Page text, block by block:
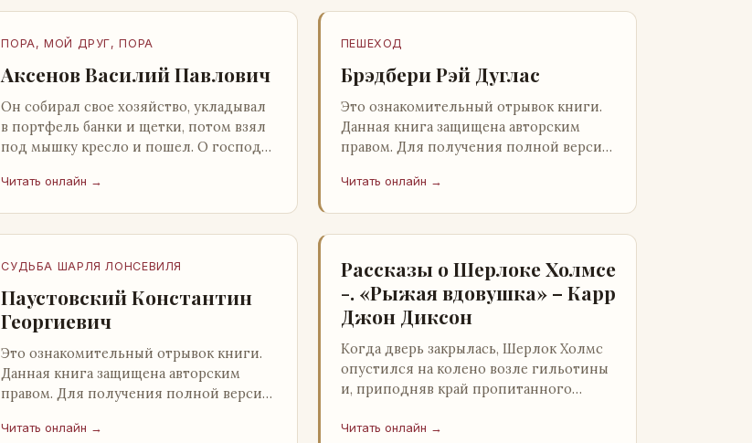
ПОРА, МОЙ ДРУГ, ПОРА
Аксенов Василий Павлович
Он собирал свое хозяйство, укладывал
в портфель банки и щетки, потом взял
под мышку кресло и пошел. О господи,
Причины, которые заставлял…
Читать онлайн →
ПЕШЕХОД
Брэдбери Рэй Дуглас
Это ознакомительный отрывок книги.
Данная книга защищена авторским
правом. Для получения полной версии
распространителю легального ко…
Читать онлайн →
СУДЬБА ШАРЛЯ ЛОНСЕВИЛЯ
Паустовский Константин
Георгиевич
Это ознакомительный отрывок книги.
Данная книга защищена авторским
правом. Для получения полной версии
распространителю легального ко…
Читать онлайн →
Рассказы о Шерлоке Холмсе
-. «Рыжая вдовушка» – Карр
Джон Диксон
Когда дверь закрылась, Шерлок Холмс
опустился на колено возле гильотины
и, приподняв край пропитанного
кошмар, который скрывался под ним…
Читать онлайн →